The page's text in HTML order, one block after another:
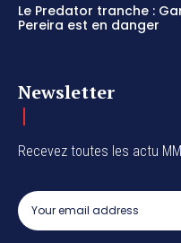
Le Predator tranche :
Pereira est en danger
Newsletter
Recevez toutes les actu